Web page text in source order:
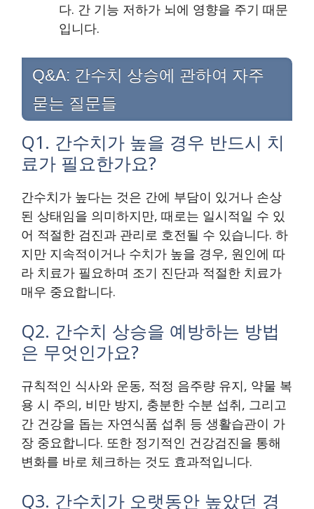
다. 간 기능 저하가 뇌에 영향을 주기 때문
입니다.
Q&A: 간수치 상승에 관하여 자주
묻는 질문들
Q1. 간수치가 높을 경우 반드시 치
료가 필요한가요?
간수치가 높다는 것은 간에 부담이 있거나 손상
된 상태임을 의미하지만, 때로는 일시적일 수 있
어 적절한 검진과 관리로 호전될 수 있습니다. 하
지만 지속적이거나 수치가 높을 경우, 원인에 따
라 치료가 필요하며 조기 진단과 적절한 치료가
매우 중요합니다.
Q2. 간수치 상승을 예방하는 방법
은 무엇인가요?
규칙적인 식사와 운동, 적정 음주량 유지, 약물 복
용 시 주의, 비만 방지, 충분한 수분 섭취, 그리고
간 건강을 돕는 자연식품 섭취 등 생활습관이 가
장 중요합니다. 또한 정기적인 건강검진을 통해
변화를 바로 체크하는 것도 효과적입니다.
Q3. 간수치가 오랫동안 높았던 경